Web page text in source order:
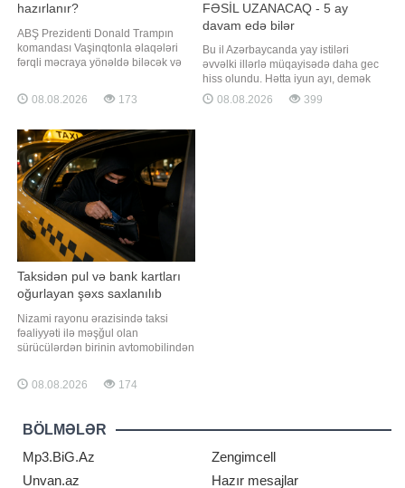
hazırlanır?
ABŞ Prezidenti Donald Trampın
komandası Vaşinqtonla əlaqələri
fərqli məcraya yönəldə biləcək və
biləcək fəaliyyətdəki və ya sabiq
Kuba rəsmisinin axtarışındadır.
York Times" nəşri öz mənbələrinə
istinadən məlumat yayıb. Məlumat
08.08.2026 173
FƏSİL UZANACAQ - 5 ay
davam edə bilər
Bu il Azərbaycanda yay istiləri
əvvəlki illərlə müqayisədə daha gec
hiss olundu. Hətta iyun ayı, demək
olar, sərin və yağışlı keçdi. Bildirilir
ki, belə olduğu halda yay mövsümü
08.08.2026 399
Taksidən pul və bank kartları
oğurlayan şəxs saxlanılıb
Nizami rayonu ərazisində taksi
fəaliyyəti ilə məşğul olan
sürücülərdən birinin avtomobilindən
məlumat daxil olub. xəbər verir ki,
bu barədə Daxili İşlər Nazirliyi
əməkdaşlarının keçirdikləri
tədbirlərlə əməli törətməkdə şübhəli
bilinə
08.08.2026 174
BÖLMƏLƏR
Mp3.BiG.Az
Zengimcell
Unvan.az
Hazır mesajlar